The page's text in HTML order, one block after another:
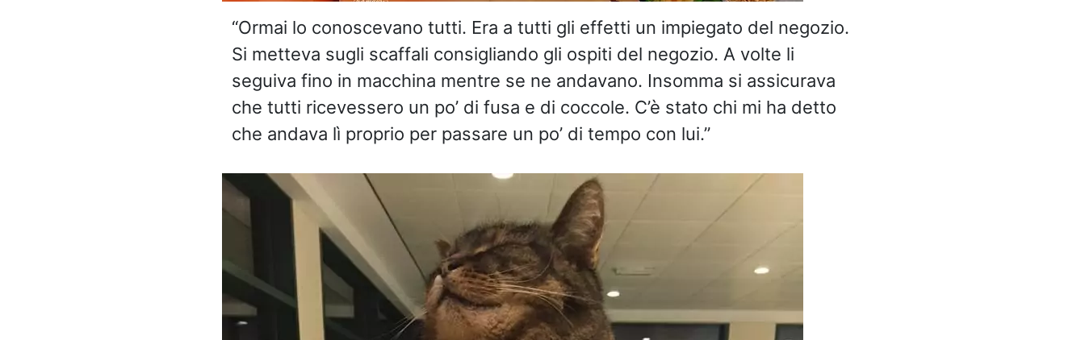
“Ormai lo conoscevano tutti. Era a tutti gli effetti un impiegato del negozio.
Si metteva sugli scaffali consigliando gli ospiti del negozio. A volte li
seguiva fino in macchina mentre se ne andavano. Insomma si assicurava
che tutti ricevessero un po’ di fusa e di coccole. C’è stato chi mi ha detto
che andava lì proprio per passare un po’ di tempo con lui.”